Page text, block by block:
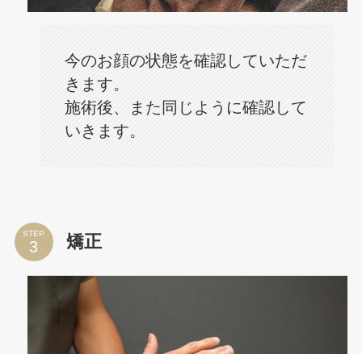
今のお顔の状態を確認していただ
きます。
施術後、また同じように確認して
いきます。
STEP 矯正